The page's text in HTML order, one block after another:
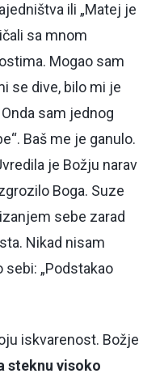
ili „Matej je
sa mnom
Mogao sam
se dive, bilo mi je
sam jednog
Baš me je ganulo.
je Božju narav
Boga. Suze
sebe zarad
Nikad nisam
„Podstakao
iskvarenost. Božje
steknu visoko